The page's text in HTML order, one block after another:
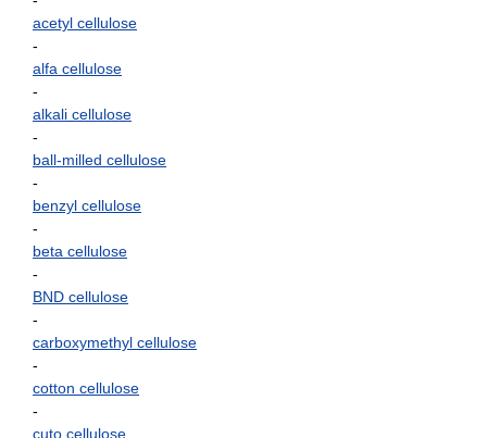
acetyl cellulose
-
alfa cellulose
-
alkali cellulose
-
ball-milled cellulose
-
benzyl cellulose
-
beta cellulose
-
BND cellulose
-
carboxymethyl cellulose
-
cotton cellulose
-
cuto cellulose